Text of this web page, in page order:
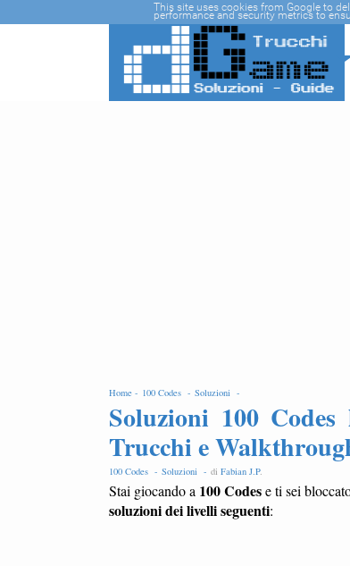
Home - 100 Codes - Soluzioni -
Soluzioni 100
Trucchi e
100 Codes - Soluzioni - di Fabian J.P.
Stai giocando a 100 Codese ti sei
soluzioni dei livelli seguenti:
This site uses cookies from Google to
performance and security metrics to